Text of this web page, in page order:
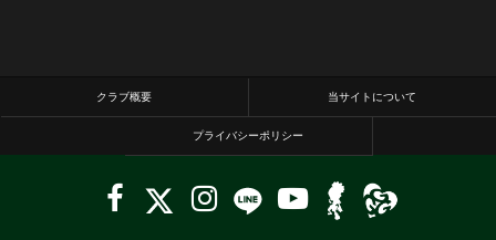
クラブ概要 当サイトについて
プライバシーポリシー